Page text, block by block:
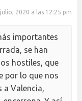
2020 a las 12:25 pm
importantes
se han
hostiles, que
por lo que nos
a Valencia,